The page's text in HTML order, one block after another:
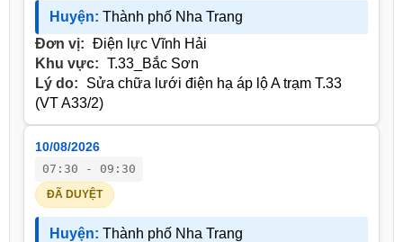
Huyện: Thành phố Nha Trang
Đơn vị: Điện lực Vĩnh Hải
Khu vực: T.33_Bắc Sơn
Lý do:
Sửa chữa lưới điện hạ áp lộ A trạm T.33
(VT A33/2)
10/08/2026
07:30 - 09:30
ĐÃ DUYỆT
Huyện: Thành phố Nha Trang